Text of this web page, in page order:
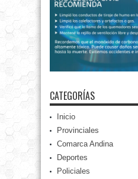
CATEGORÍAS
Inicio
Provinciales
Comarca Andina
Deportes
Policiales